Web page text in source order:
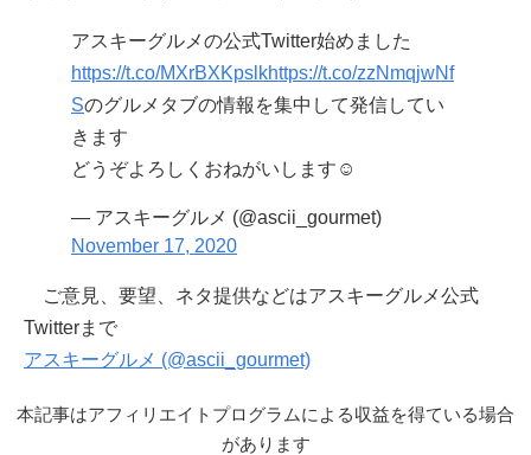
アスキーグルメの公式Twitter始めました
https://t.co/MXrBXKpslkhttps://t.co/zzNmqjwNf
Sのグルメタブの情報を集中して発信してい
きます
どうぞよろしくおねがいします☺️
— アスキーグルメ (@ascii_gourmet)
November 17, 2020
ご意見、要望、ネタ提供などはアスキーグルメ公式
Twitterまで
アスキーグルメ (@ascii_gourmet)
本記事はアフィリエイトプログラムによる収益を得ている場合
があります